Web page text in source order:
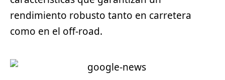
rendimiento robusto tanto en carretera
como en el off-road.